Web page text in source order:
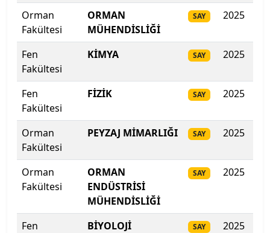
Üniversitesi
Iğdır Üniversitesi
Isparta Uygulamalı Bilimler Üniversitesi
Işık Üniversitesi
İbn Haldun Üniversitesi
İhsan Doğramacı Bilkent Üniversitesi
İnönü Üniversitesi
İskenderun Teknik Üniversitesi
Orman
Fakültesi
ORMAN
MÜHENDİSLİĞİ
SAY 2025
Fen
Fakültesi
KİMYA SAY 2025
Fen
Fakültesi
FİZİK SAY 2025
Orman
Fakültesi
PEYZAJ MİMARLIĞI SAY 2025
Orman
Fakültesi
ORMAN
ENDÜSTRİSİ
MÜHENDİSLİĞİ
SAY 2025
Fen
BİYOLOJİ SAY 2025